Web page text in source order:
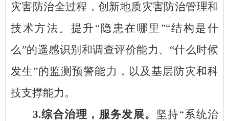
灾害防治全过程，创新地质灾害防治管理和
技术方法。提升“隐患在哪里”“结构是什
么”的遥感识别和调查评价能力、“什么时候
发生”的监测预警能力，以及基层防灾和科
技支撑能力。
3.综合治理，服务发展。 坚持“系统治